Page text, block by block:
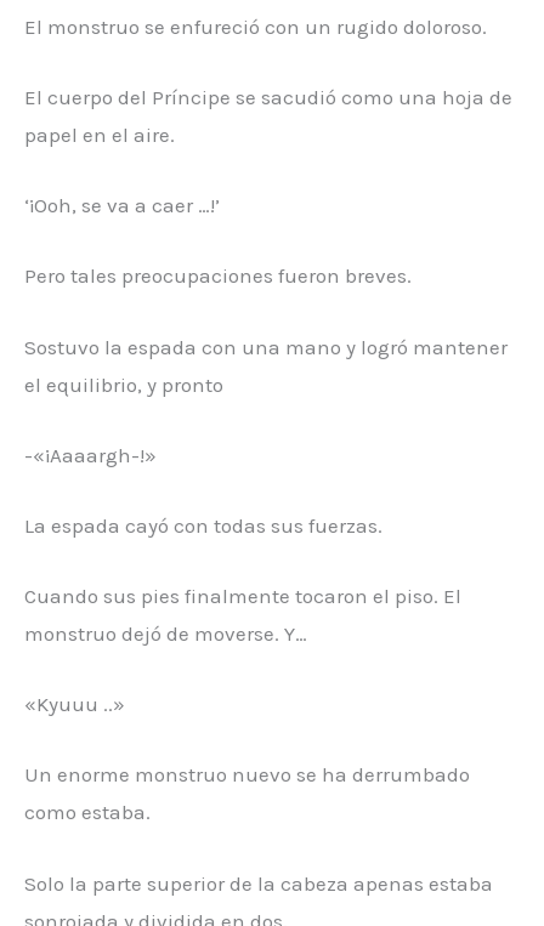
El monstruo se enfureció con un rugido doloroso.
El cuerpo del Príncipe se sacudió como una hoja de
papel en el aire.
‘¡Ooh, se va a caer …!’
Pero tales preocupaciones fueron breves.
Sostuvo la espada con una mano y logró mantener
el equilibrio, y pronto
-«¡Aaaargh-!»
La espada cayó con todas sus fuerzas.
Cuando sus pies finalmente tocaron el piso. El
monstruo dejó de moverse. Y…
«Kyuuu ..»
Un enorme monstruo nuevo se ha derrumbado
como estaba.
Solo la parte superior de la cabeza apenas estaba
sonrojada y dividida en dos.